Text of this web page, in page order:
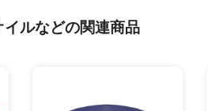
ルなどの関連商品